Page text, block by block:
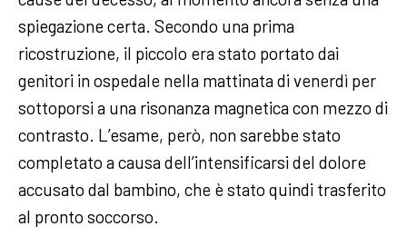
spiegazione certa. Secondo una prima
ricostruzione, il piccolo era stato portato dai
genitori in ospedale nella mattinata di venerdì per
sottoporsi a una risonanza magnetica con mezzo di
contrasto. L’esame, però, non sarebbe stato
completato a causa dell’intensificarsi del dolore
accusato dal bambino, che è stato quindi trasferito
al pronto soccorso.